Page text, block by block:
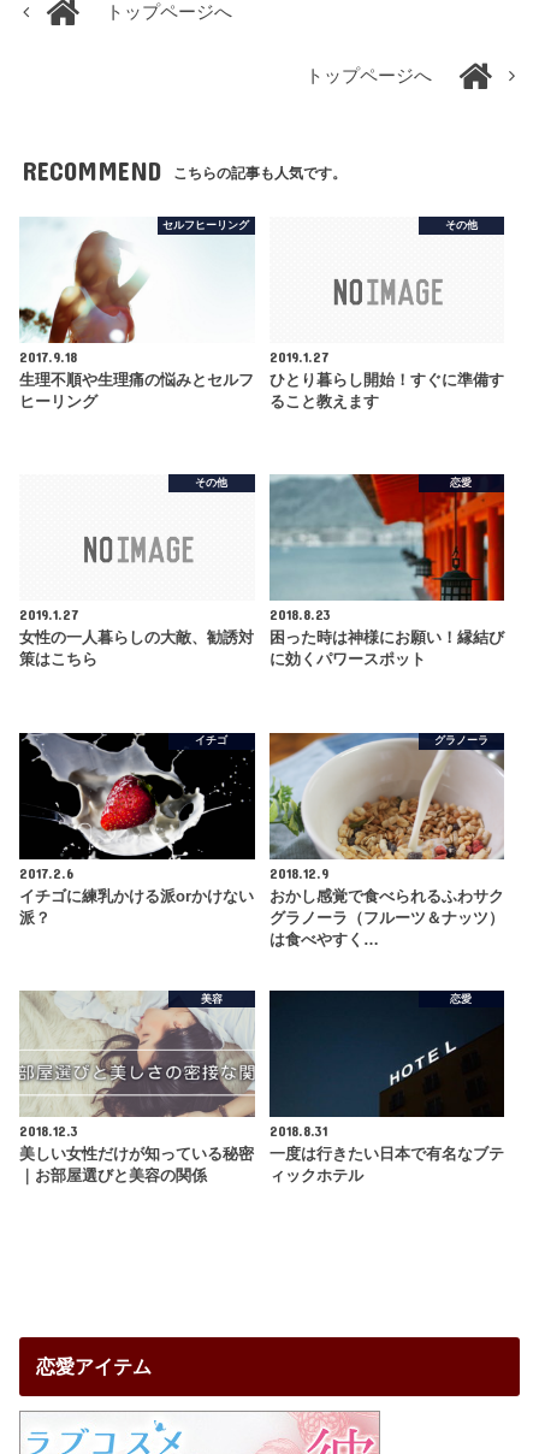
トップページへ
トップページへ
RECOMMEND こちらの記事も人気です。
セルフヒーリング
2017.9.18
生理不順や生理痛の悩みとセルフ
ヒーリング
その他
2019.1.27
ひとり暮らし開始！すぐに準備す
ること教えます
その他
2019.1.27
女性の一人暮らしの大敵、勧誘対
策はこちら
恋愛
2018.8.23
困った時は神様にお願い！縁結び
に効くパワースポット
イチゴ
2017.2.6
イチゴに練乳かける派orかけない
派？
グラノーラ
2018.12.9
おかし感覚で食べられるふわサク
グラノーラ（フルーツ＆ナッツ）
は食べやすく…
美容
2018.12.3
美しい女性だけが知っている秘密
｜お部屋選びと美容の関係
恋愛
2018.8.31
一度は行きたい日本で有名なブテ
ィックホテル
恋愛アイテム